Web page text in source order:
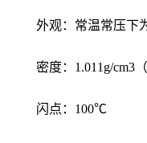
外观：常温常压下
密度：1.011g/cm3（
闪点：100℃